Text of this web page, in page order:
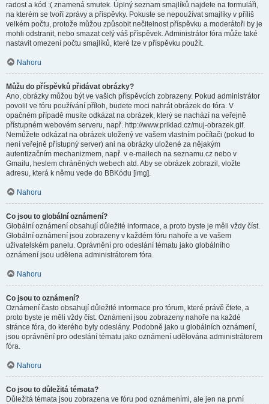
radost a kód :( znamená smutek. Úplný seznam smajlíků najdete na formuláři,
na kterém se tvoří zprávy a příspěvky. Pokuste se nepoužívat smajlíky v příliš
velkém počtu, protože můžou způsobit nečitelnost příspěvku a moderátoři by je
mohli odstranit, nebo smazat celý váš příspěvek. Administrátor fóra může také
nastavit omezení počtu smajlíků, které lze v příspěvku použít.
Nahoru
Můžu do příspěvků přidávat obrázky?
Ano, obrázky můžou být ve vašich příspěvcích zobrazeny. Pokud administrátor
povolil ve fóru používání příloh, budete moci nahrát obrázek do fóra. V
opačném případě musíte odkázat na obrázek, který se nachází na veřejně
přístupném webovém serveru, např. http://www.priklad.cz/muj-obrazek.gif.
Nemůžete odkázat na obrázek uložený ve vašem vlastním počítači (pokud to
není veřejně přístupný server) ani na obrázky uložené za nějakým
autentizačním mechanizmem, např. v e-mailech na seznamu.cz nebo v
Gmailu, heslem chráněných webech atd. Aby se obrázek zobrazil, vložte
adresu, která k němu vede do BBKódu [img].
Nahoru
Co jsou to globální oznámení?
Globální oznámení obsahují důležité informace, a proto byste je měli vždy číst.
Globální oznámení jsou zobrazeny v každém fóru nahoře a ve vašem
uživatelském panelu. Oprávnění pro odeslání tématu jako globálního
oznámení jsou udělena administrátorem fóra.
Nahoru
Co jsou to oznámení?
Oznámení často obsahují důležité informace pro fórum, které právě čtete, a
proto byste je měli vždy číst. Oznámení jsou zobrazeny nahoře na každé
stránce fóra, do kterého byly odeslány. Podobně jako u globálních oznámení,
jsou oprávnění pro odeslání tématu jako oznámení udělována administrátorem
fóra.
Nahoru
Co jsou to důležitá témata?
Důležitá témata jsou zobrazena ve fóru pod oznámeními, ale jen na první